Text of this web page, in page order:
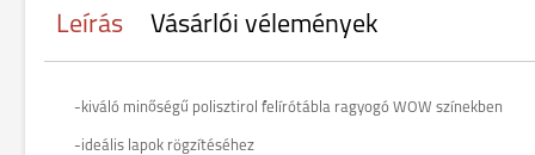
Leírás Vásárlói vélemények
-kiváló minőségű polisztirol felírótábla ragyogó WOW színekben
-ideális lapok rögzítéséhez